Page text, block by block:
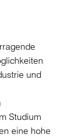
und
Studium
eine hohe